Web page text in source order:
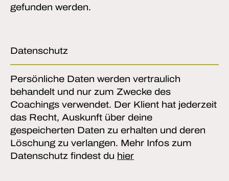
gefunden werden.
Datenschutz
Persönliche Daten werden vertraulich
behandelt und nur zum Zwecke des
Coachings verwendet. Der Klient hat jederzeit
das Recht, Auskunft über deine
gespeicherten Daten zu erhalten und deren
Löschung zu verlangen. Mehr Infos zum
Datenschutz findest du hier